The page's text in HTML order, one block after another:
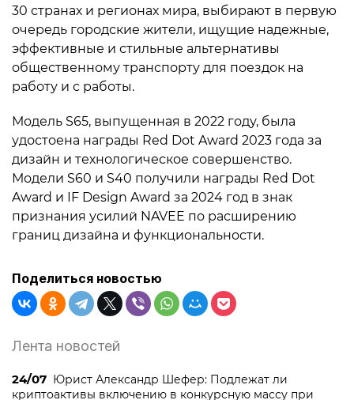
30 странах и регионах мира, выбирают в первую
очередь городские жители, ищущие надежные,
эффективные и стильные альтернативы
общественному транспорту для поездок на
работу и с работы.
Модель S65, выпущенная в 2022 году, была
удостоена награды Red Dot Award 2023 года за
дизайн и технологическое совершенство.
Модели S60 и S40 получили награды Red Dot
Award и IF Design Award за 2024 год в знак
признания усилий NAVEE по расширению
границ дизайна и функциональности.
Поделиться новостью
Лента новостей
24/07 Юрист Александр Шефер: Подлежат ли
криптоактивы включению в конкурсную массу при